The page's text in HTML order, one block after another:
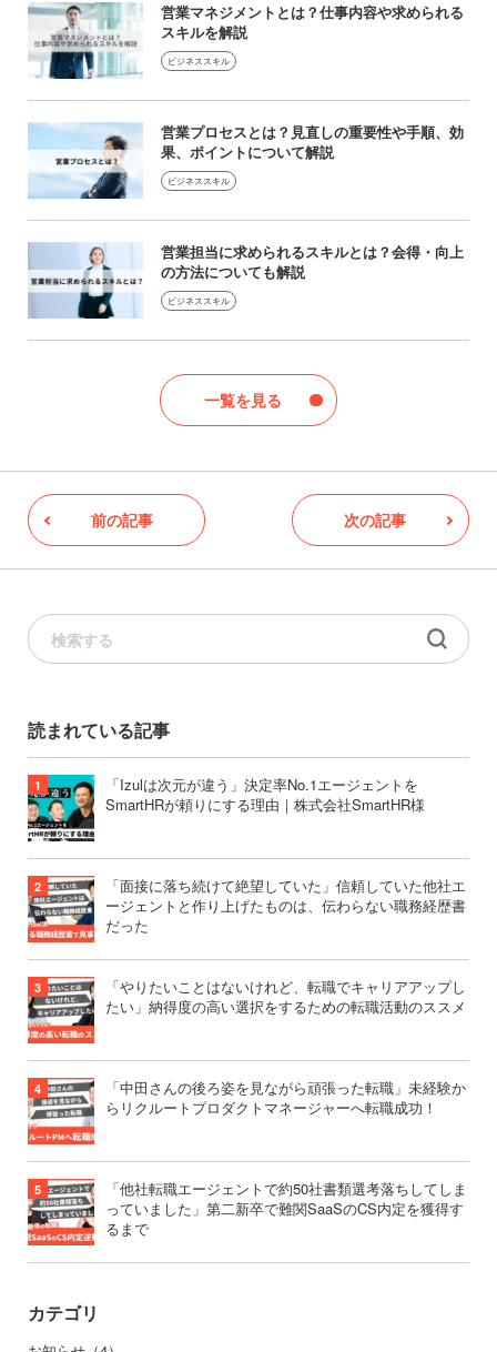
営業マネジメントとは？仕事内容や求められる
スキルを解説
ビジネススキル
営業プロセスとは？見直しの重要性や手順、効
果、ポイントについて解説
ビジネススキル
営業担当に求められるスキルとは？会得・向上
の方法についても解説
ビジネススキル
一覧を見る
前の記事 次の記事
読まれている記事
「Izulは次元が違う」決定率No.1エージェントを
SmartHRが頼りにする理由｜株式会社SmartHR様
「面接に落ち続けて絶望していた」信頼していた他社エ
ージェントと作り上げたものは、伝わらない職務経歴書
だった
「やりたいことはないけれど、転職でキャリアアップし
たい」納得度の高い選択をするための転職活動のススメ
「中田さんの後ろ姿を見ながら頑張った転職」未経験か
らリクルートプロダクトマネージャーへ転職成功！
「他社転職エージェントで約50社書類選考落ちしてしま
っていました」第二新卒で難関SaaSのCS内定を獲得す
るまで
カテゴリ